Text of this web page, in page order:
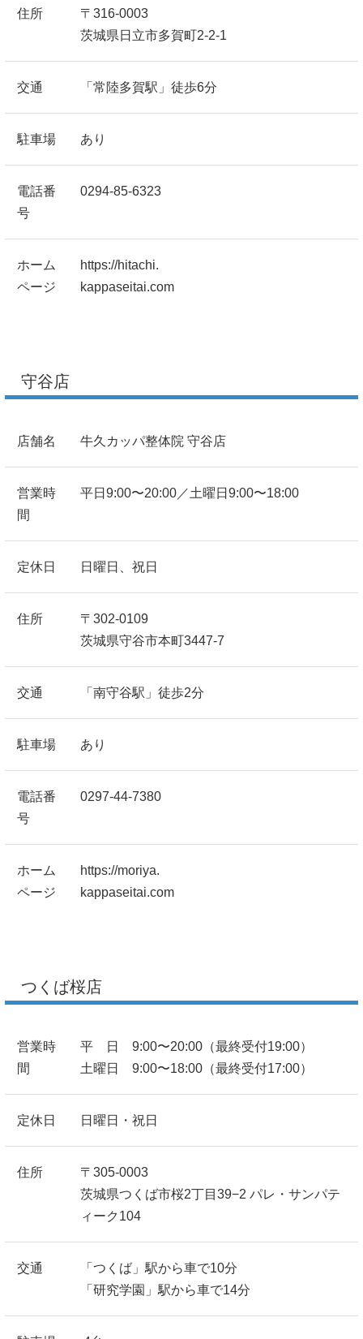
住所
〒316-0003
茨城県日立市多賀町2-2-1
交通 「常陸多賀駅」徒歩6分
駐車場 あり
電話番
号
0294-85-6323
ホーム
ページ
https://hitachi.
kappaseitai.com
守谷店
店舗名 牛久カッパ整体院 守谷店
営業時
間
平日9:00〜20:00／土曜日9:00〜18:00
定休日 日曜日、祝日
住所
〒302-0109
茨城県守谷市本町3447-7
交通 「南守谷駅」徒歩2分
駐車場 あり
電話番
号
0297-44-7380
ホーム
ページ
https://moriya.
kappaseitai.com
つくば桜店
営業時
間
平 日 9:00〜20:00（最終受付19:00）
土曜日 9:00〜18:00（最終受付17:00）
定休日 日曜日・祝日
住所
〒305-0003
茨城県つくば市桜2丁目39−2 パレ・サンパテ
ィーク104
交通
「つくば」駅から車で10分
「研究学園」駅から車で14分